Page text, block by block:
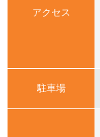
アクセス
駐車場